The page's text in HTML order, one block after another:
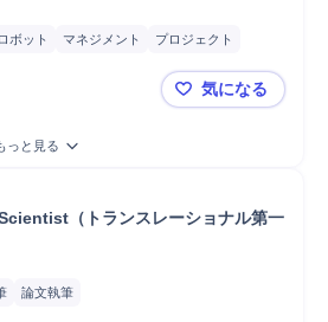
ロボット マネジメント
プロジェクト
第一三共
気になる
っと見る
（トランスレーショナル第一
論文執筆